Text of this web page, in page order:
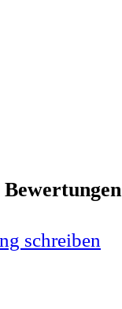
schreiben